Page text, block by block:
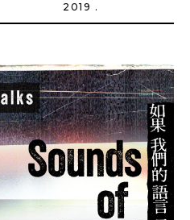
2019 .